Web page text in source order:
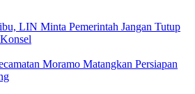
LIN Minta Pemerintah Jangan Tutup
Moramo Matangkan Persiapan